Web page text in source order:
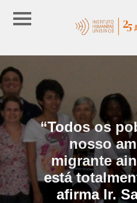
“Todos os
nosso
migrante
está
afirma Ir.